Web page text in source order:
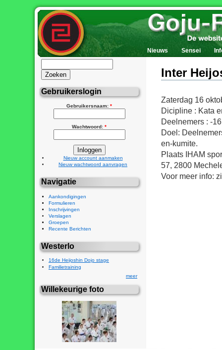
Nieuws Sensei
Gebruikerslogin
Gebruikersnaam: *
Wachtwoord: *
Nieuw account aanmaken
Nieuw wachtwoord aanvragen
Navigatie
Aankondigingen
Formulieren
Inschrijvingen
Verslagen
Groepen
Recente Berichten
Westerlo
16de Heijoshin Dojo stage
Familietraining
meer
Willekeurige foto
Inter
Zaterdag 16
Dicipline : Kata
Deelnemers : -
Doel:
en-kumite.
Plaats IHAM
57, 2800
Voor meer info: